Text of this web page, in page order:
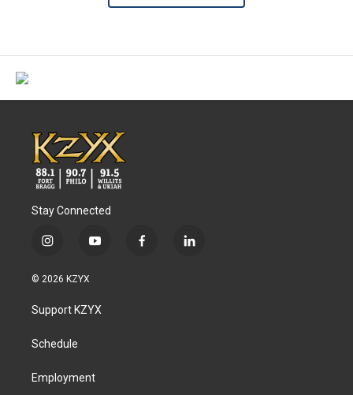
Stay Connected
i
s
a
g
a
y
u
b
f
l
© 2026 KZYX
Support KZYX
Schedule
Employment